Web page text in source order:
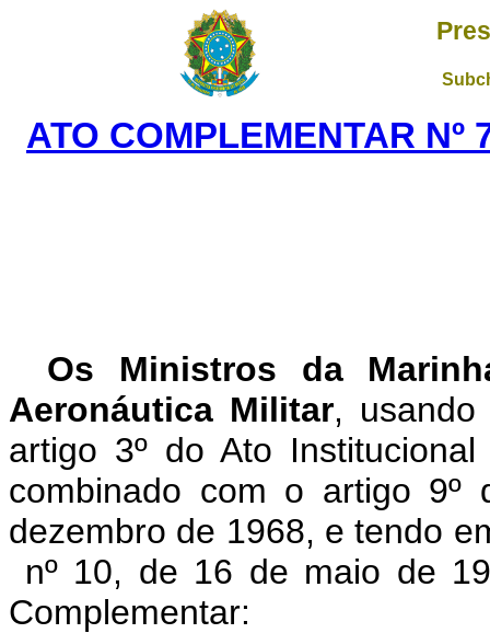
ATO COMPLEMENTAR Nº
Os Ministros da
Aeronáutica Militar,
artigo 3º do Ato
combinado com o artigo
dezembro de 1968, e tendo
nº 10, de 16 de maio de
Complementar: